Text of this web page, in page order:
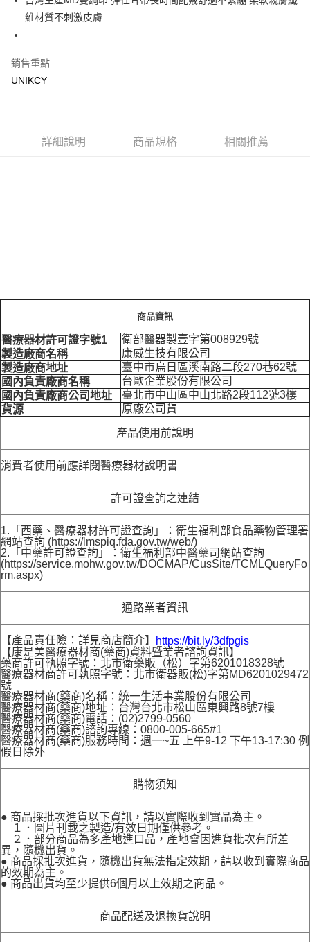
Apple Pay
悠遊付
Google Pay
7-11取貨付款［需3-5個工作天不含預購商品］
維材質不刺激皮膚
銷售重點
UNIKCY
詳細說明 商品規格 相關推薦
商品資訊
醫療器材許可證字號1
衛部醫器製壹字第008929號
製造廠商名稱
康威生技有限公司
製造廠商地址
臺中市烏日區溪南路二段270巷62號
國內負責廠商名稱
台歐企業股份有限公司
國內負責廠商公司地址
臺北市中山區中山北路2段112號3樓
貨源
原廠公司貨
產品使用前說明
消費者使用前應詳閱醫療器材說明書
許可證查詢之連結
1.「西藥、醫療器材許可證查詢」：衛生福利部食品藥物管理署
網站查詢 (https://lmspiq.fda.gov.tw/web/)
2.「中藥許可證查詢」：衛生福利部中醫藥司網站查詢
(https://service.mohw.gov.tw/DOCMAP/CusSite/TCMLQueryFo
rm.aspx)
通路業者資訊
【產品責任險：詳見商店簡介】
https://bit.ly/3dfpgis
【康是美醫療器材商(藥商)資料暨業者諮詢資訊】
藥商許可執照字號：北市衛藥販（松）字第6201018328號
醫療器材商許可執照字號：北市衛器販(松)字第MD6201029472
號
醫療器材商(藥商)名稱：統一生活事業股份有限公司
醫療器材商(藥商)地址：台灣台北市松山區東興路8號7樓
醫療器材商(藥商)電話：(02)2799-0560
醫療器材商(藥商)諮詢專線：0800-005-665#1
醫療器材商(藥商)服務時間：週一~五 上午9-12 下午13-17:30 例
假日除外
購物須知
● 商品採批次進貨以下資訊，請以實際收到實品為主。
１．圖片刊載之製造/有效日期僅供參考。
２．部分商品為多產地進口品，產地會因進貨批次有所差
異，隨機出貨。
● 商品採批次進貨，隨機出貨無法指定效期，請以收到實際商品
的效期為主。
● 商品出貨均至少提供6個月以上效期之商品。
商品配送及退換貨說明